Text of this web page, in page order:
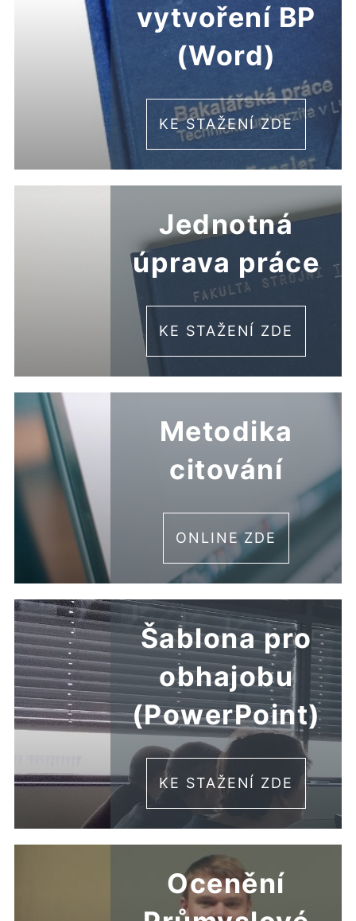
vytvoření BP
(Word)
KE STAŽENÍ ZDE
Jednotná
úprava práce
KE STAŽENÍ ZDE
Metodika
citování
ONLINE ZDE
Šablona pro
obhajobu
(PowerPoint)
KE STAŽENÍ ZDE
Ocenění